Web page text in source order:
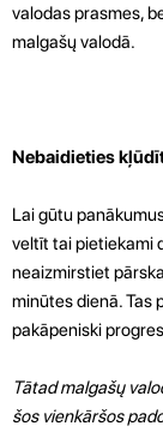
valodas prasmes,
malgašų valodā.
Nebaidieties
Lai gūtu
veltīt tai pietiekami
neaizmirstiet
minūtes dienā. Tas
pakāpeniski
Tātad malgašų
šos vienkāršos